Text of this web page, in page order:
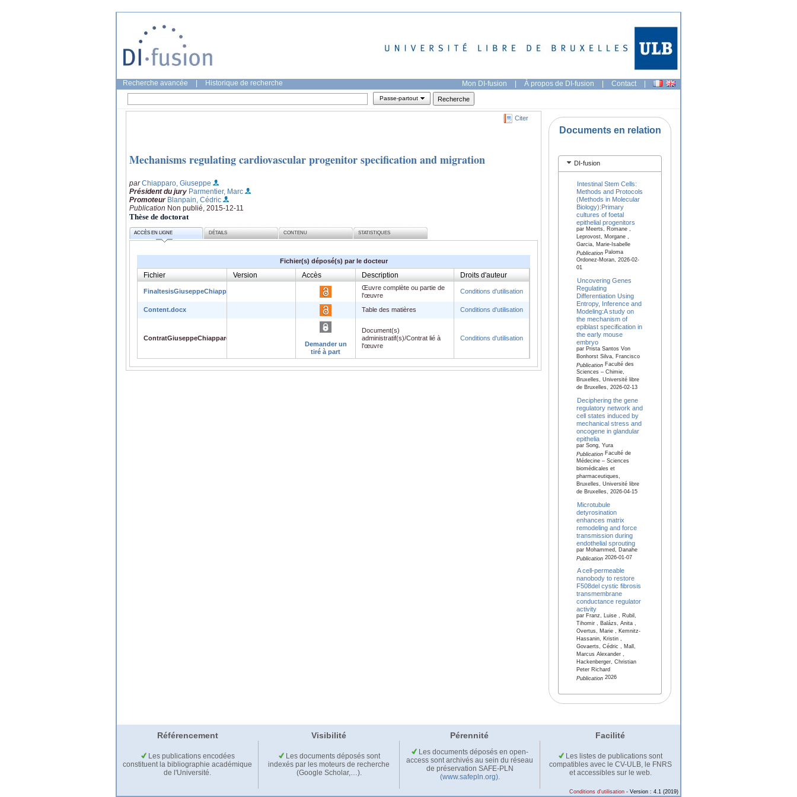
Recherche avancée Historique de recherche Mon DI-fusion | À propos de DI-fusion | Contact |
Passe-partout
Citer
Mechanisms regulating cardiovascular progenitor specification and migration
parChiapparo, Giuseppe
Président du jury Parmentier, Marc
Promoteur Blanpain, Cédric
Publication Non publié, 2015-12-11
Thèse de doctorat
ACCÈS EN LIGNE DÉTAILS CONTENU STATISTIQUES
Fichier(s) déposé(s) par le docteur
Fichier Version Accès Description Droits d'auteur
FinaltesisGiuseppeChiapparoDiFusion.pdf
Œuvre complète ou partie de
l'œuvre
Conditions d'utilisation
Content.docx Table des matières Conditions d'utilisation
ContratGiuseppeChiapparo.pdf
Demander un
tiré à part
Document(s)
administratif(s)/Contrat lié à
l'œuvre
Conditions d'utilisation
Documents en relation
DI-fusion
Intestinal Stem Cells:
Methods and Protocols
(Methods in Molecular
Biology):Primary
cultures of foetal
epithelial progenitors
par Meerts, Romane ,
Leprovost, Morgane ,
Garcia, Marie-Isabelle
PublicationPaloma
Ordonez-Moran, 2026-02-
01
Uncovering Genes
Regulating
Differentiation Using
Entropy, Inference and
Modeling:A study on
the mechanism of
epiblast specification in
the early mouse
embryo
par Prista Santos Von
Bonhorst Silva, Francisco
PublicationFaculté des
Sciences – Chimie,
Bruxelles, Université libre
de Bruxelles, 2026-02-13
Deciphering the gene
regulatory network and
cell states induced by
mechanical stress and
oncogene in glandular
epithelia
par Song, Yura
PublicationFaculté de
Médecine – Sciences
biomédicales et
pharmaceutiques,
Bruxelles, Université libre
de Bruxelles, 2026-04-15
Microtubule
detyrosination
enhances matrix
remodeling and force
transmission during
endothelial sprouting
par Mohammed, Danahe
Publication2026-01-07
A cell-permeable
nanobody to restore
F508del cystic fibrosis
transmembrane
conductance regulator
activity
par Franz, Luise , Rubil,
Tihomir , Balázs, Anita ,
Overtus, Marie , Kemnitz-
Hassanin, Kristin ,
Govaerts, Cédric , Mall,
Marcus Alexander ,
Hackenberger, Christian
Peter Richard
Publication2026
Référencement Visibilité Pérennité Facilité
Les publications encodées
constituent la bibliographie académique
de l'Université.
Les documents déposés sont
indexés par les moteurs de recherche
(Google Scholar,…).
Les documents déposés en open-
access sont archivés au sein du réseau
de préservation SAFE-PLN
(www.safepln.org).
Les listes de publications sont
compatibles avec le CV-ULB, le FNRS
et accessibles sur le web.
Conditions d'utilisation - Version : 4.1 (2019)